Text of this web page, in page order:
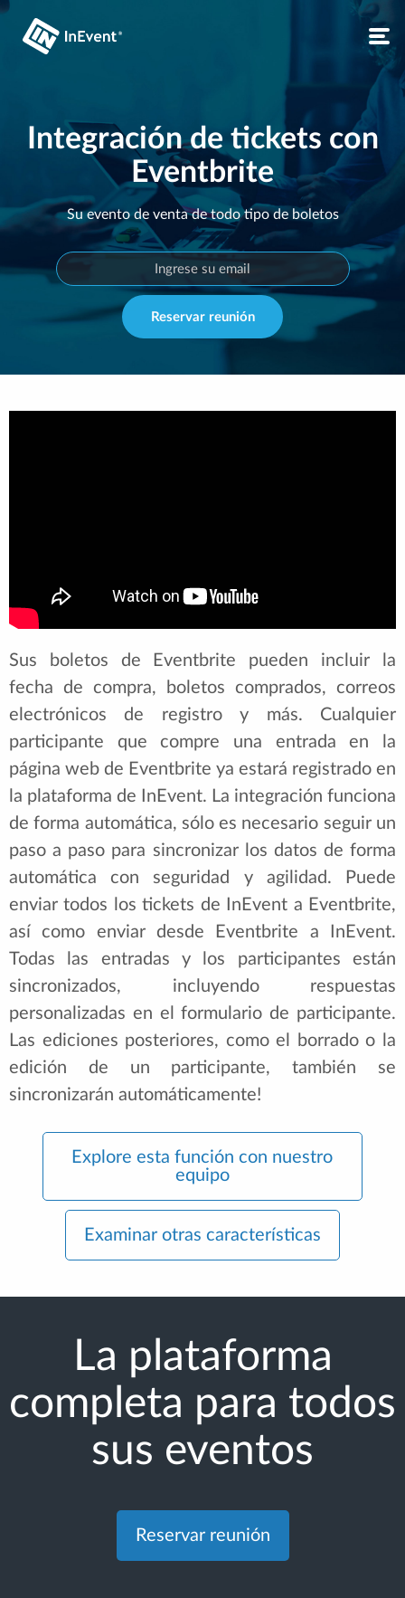
Integración de tickets con
Eventbrite
Su evento de venta de todo tipo de boletos
Reservar reunión
Sus boletos de Eventbrite pueden incluir la
fecha de compra, boletos comprados, correos
electrónicos de registro y más. Cualquier
participante que compre una entrada en la
página web de Eventbrite ya estará registrado en
la plataforma de InEvent. La integración funciona
de forma automática, sólo es necesario seguir un
paso a paso para sincronizar los datos de forma
automática con seguridad y agilidad. Puede
enviar todos los tickets de InEvent a Eventbrite,
así como enviar desde Eventbrite a InEvent.
Todas las entradas y los participantes están
sincronizados, incluyendo respuestas
personalizadas en el formulario de participante.
Las ediciones posteriores, como el borrado o la
edición de un participante, también se
sincronizarán automáticamente!
Explore esta función con nuestro
equipo
Examinar otras características
La plataforma
completa para todos
sus eventos
Reservar reunión